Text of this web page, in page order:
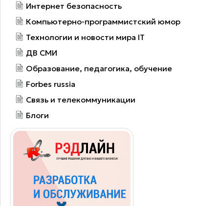
Интернет безопасность
Компьютерно-программистский юмор
Технологии и новости мира IT
ДВ СМИ
Образование, педагогика, обучение
Forbes russia
Связь и телекоммуникации
Блоги